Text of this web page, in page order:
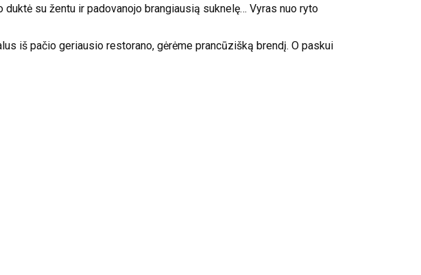
su žentu ir padovanojo brangiausią suknelę… Vyras nuo ryto
iš pačio geriausio restorano, gėrėme prancūzišką brendį. O paskui